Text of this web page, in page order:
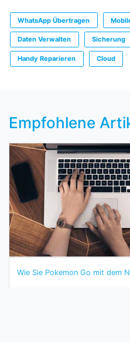
WhatsApp Übertragen
Daten Verwalten Sicherung
Handy Reparieren Cloud
Empfohlene
Wie Sie Pokemon Go mit dem